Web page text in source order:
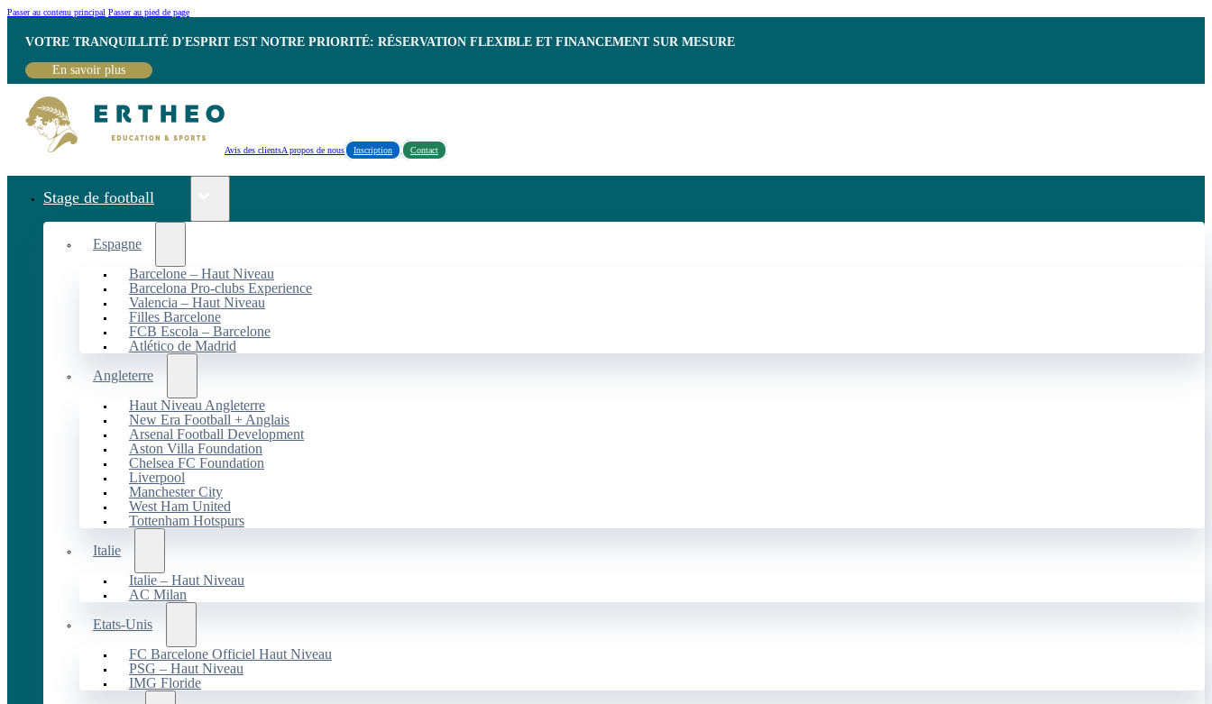
Passer au contenu principal Passer au pied de page
VOTRE TRANQUILLITÉ D'ESPRIT EST NOTRE PRIORITÉ: RÉSERVATION FLEXIBLE ET FINANCEMENT SUR MESURE
En savoir plus
Avis des clientsA propos de nous Inscription Contact
Stage de football
Espagne
Barcelone – Haut Niveau
Barcelona Pro-clubs Experience
Valencia – Haut Niveau
Filles Barcelone
FCB Escola – Barcelone
Atlético de Madrid
Angleterre
Haut Niveau Angleterre
New Era Football + Anglais
Arsenal Football Development
Aston Villa Foundation
Chelsea FC Foundation
Liverpool
Manchester City
West Ham United
Tottenham Hotspurs
Italie
Italie – Haut Niveau
AC Milan
Etats-Unis
FC Barcelone Officiel Haut Niveau
PSG – Haut Niveau
IMG Floride